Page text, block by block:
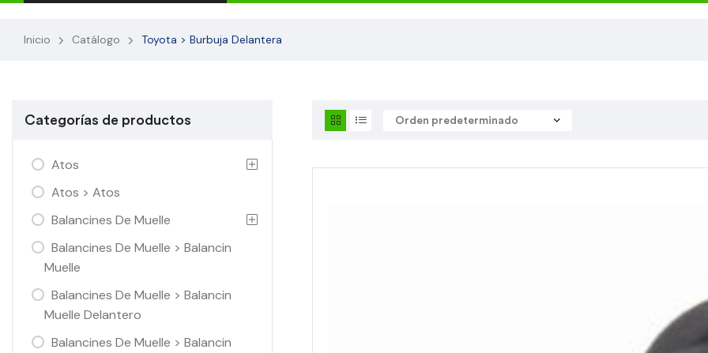
Inicio Catálogo Toyota > Burbuja Delantera
Categorías de productos
Atos
Atos > Atos
Balancines De Muelle
Balancines De Muelle > Balancin
Muelle
Balancines De Muelle > Balancin
Muelle Delantero
Balancines De Muelle > Balancin